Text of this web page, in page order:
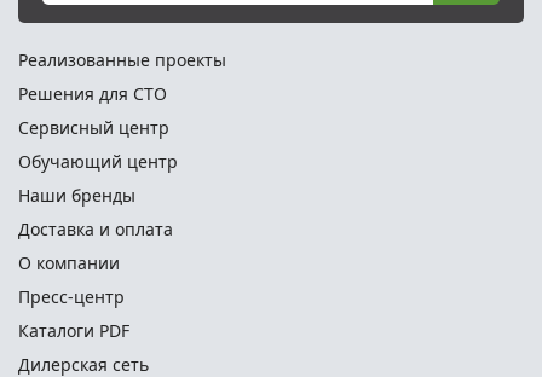
Реализованные проекты
Решения для СТО
Сервисный центр
Обучающий центр
Наши бренды
Доставка и оплата
О компании
Пресс-центр
Каталоги PDF
Дилерская сеть